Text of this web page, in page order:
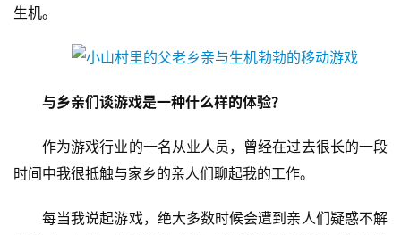
生机。
与乡亲们谈游戏是一种什么样的体验？
作为游戏行业的一名从业人员，曾经在过去很长的一段
时间中我很抵触与家乡的亲人们聊起我的工作。
每当我说起游戏，绝大多数时候会遭到亲人们疑惑不解